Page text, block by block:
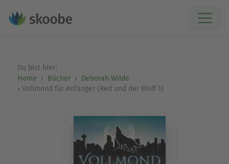
Du bist hier:
Home
Bücher
Deborah Wilde
Vollmond für Anfänger (Red und der Wolf 1)